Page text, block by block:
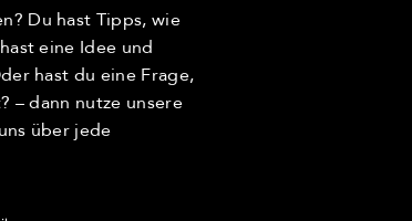
Du hast Tipps, wie
eine Idee und
hast du eine Frage,
– dann nutze unsere
über jede